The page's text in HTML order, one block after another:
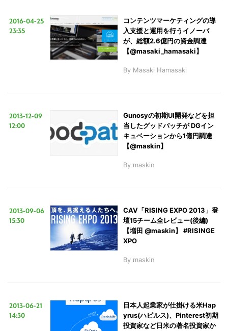
2016-04-25
23:35
コンテンツマーケティングの導
入支援と運用を行うイノーバ
が、総額2.6億円の資金調達
【@masaki_hamasaki】
By Masaki Hamasaki
2013-12-09
12:00
Gunosyの初期UI開発などを担
当したグッドパッチが DGイン
キュベーションから1億円調達
【@maskin】
By maskin
2013-09-06
15:30
CAV「RISING EXPO 2013」登
壇15チーム全レビュー(後編)
【増田 @maskin】 #RISINGE
XPO
By maskin
2013-06-21
14:30
日本人起業家が仕掛ける米Hap
yrus(ハピルス)、Pinterest初期
投資家など日米の著名投資家か
の
す